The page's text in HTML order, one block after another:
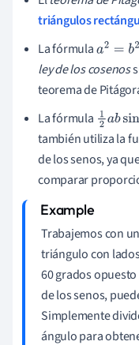
triángulos
La fórmulaa2= b2 +c
ley de los cosenos
teorema de
La fórmula 12absin
también utiliza la
de los senos, ya
comparar
Trabajemos con
triángulo con
60 grados
de los senos,
Simplemente
ángulo para